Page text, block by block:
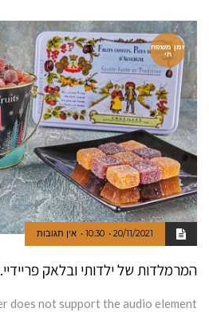
זמן משפח
תי
20/11/2021
10:30 אין תגובות
המרמלדות של ילדותי ובלאק פריידיי.